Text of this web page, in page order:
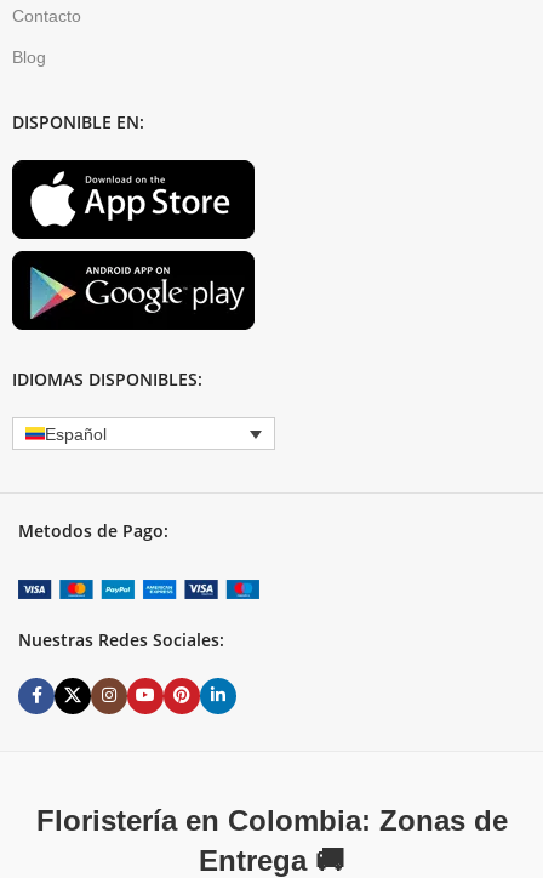
Contacto
Blog
DISPONIBLE EN:
IDIOMAS DISPONIBLES:
Español
Metodos de Pago:
Nuestras Redes Sociales:
Floristería en Colombia: Zonas de
Entrega 🚚